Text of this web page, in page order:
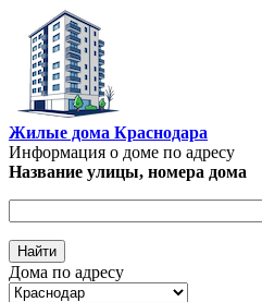
Перейти к основному содержанию
Жилые дома Краснодара
Информация о доме по адресу
Название улицы, номера дома
Дома по адресу